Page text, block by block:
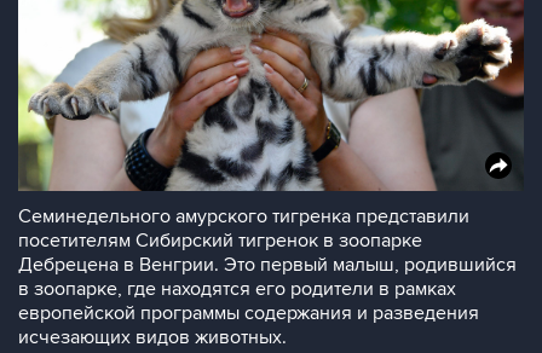
Семинедельного амурского тигренка представили
посетителям Сибирский тигренок в зоопарке
Дебрецена в Венгрии. Это первый малыш, родившийся
в зоопарке, где находятся его родители в рамках
европейской программы содержания и разведения
исчезающих видов животных.